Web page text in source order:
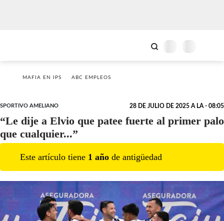
MAFIA EN IPS ABC EMPLEOS
SPORTIVO AMELIANO 28 DE JULIO DE 2025 A LA - 08:05
“Le dije a Elvio que patee fuerte al primer palo
que cualquier...”
Este artículo tiene 1 año de antigüedad